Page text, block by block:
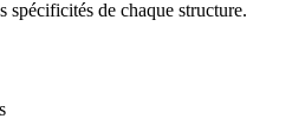
spécificités de chaque structure.